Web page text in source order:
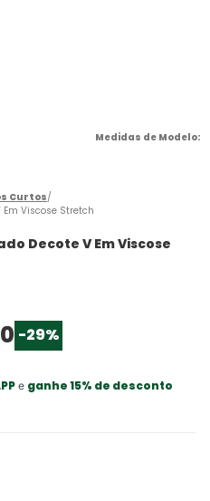
Curtos
Viscose Stretch
Decote V Em Viscose
-29%
e ganhe 15% de desconto